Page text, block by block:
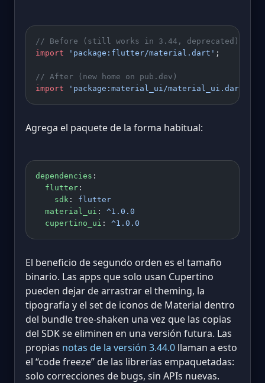
// Before (still works in 3.44, deprecated)
import 'package:flutter/material.dart' ;
// After (new home on pub.dev)
import 'package:material_ui/material_ui.dart'
Agrega el paquete de la forma habitual:
dependencies :
  flutter
:
    sdk
: flutter
  material_ui
: ^1.0.0
  cupertino_ui
: ^1.0.0
El beneficio de segundo orden es el tamaño
binario. Las apps que solo usan Cupertino
pueden dejar de arrastrar el theming, la
tipografía y el set de iconos de Material dentro
del bundle tree-shaken una vez que las copias
del SDK se eliminen en una versión futura. Las
propias notas de la versión 3.44.0 llaman a esto
el “code freeze” de las librerías empaquetadas:
solo correcciones de bugs, sin APIs nuevas.